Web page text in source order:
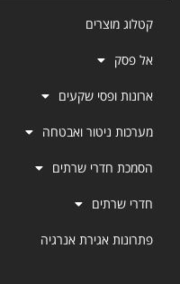
קטלוג מוצרים
אל פסק
ארונות ופסי שקעים
מערכות ניטור ואבטחה
הסמכת חדרי שרתים
חדרי שרתים
פתרונות אגירת אנרגיה